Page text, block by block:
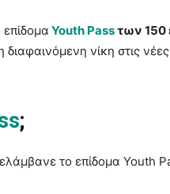
Youth Passτων 150
νίκη στις
;
το επίδομα Youth